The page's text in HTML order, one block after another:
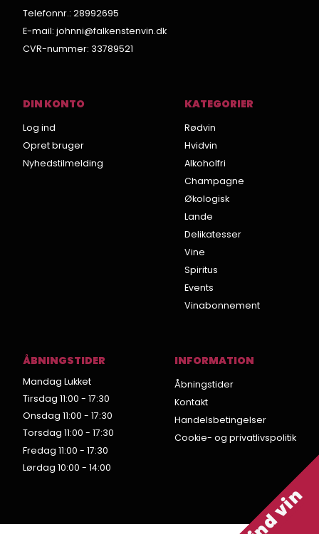
Telefonnr.: 28992695
E-mail: johnni@falkenstenvin.dk
CVR-nummer: 33789521
DIN KONTO
Log ind
Opret bruger
Nyhedstilmelding
KATEGORIER
Rødvin
Hvidvin
Alkoholfri
Champagne
Økologisk
Lande
Delikatesser
Vine
Spiritus
Events
Vinabonnement
ÅBNINGSTIDER
Mandag Lukket
Tirsdag 11:00 - 17:30
Onsdag 11:00 - 17:30
Torsdag 11:00 - 17:30
Fredag 11:00 - 17:30
Lørdag 10:00 - 14:00
INFORMATION
Åbningstider
Kontakt
Handelsbetingelser
Cookie- og privatlivspolitik